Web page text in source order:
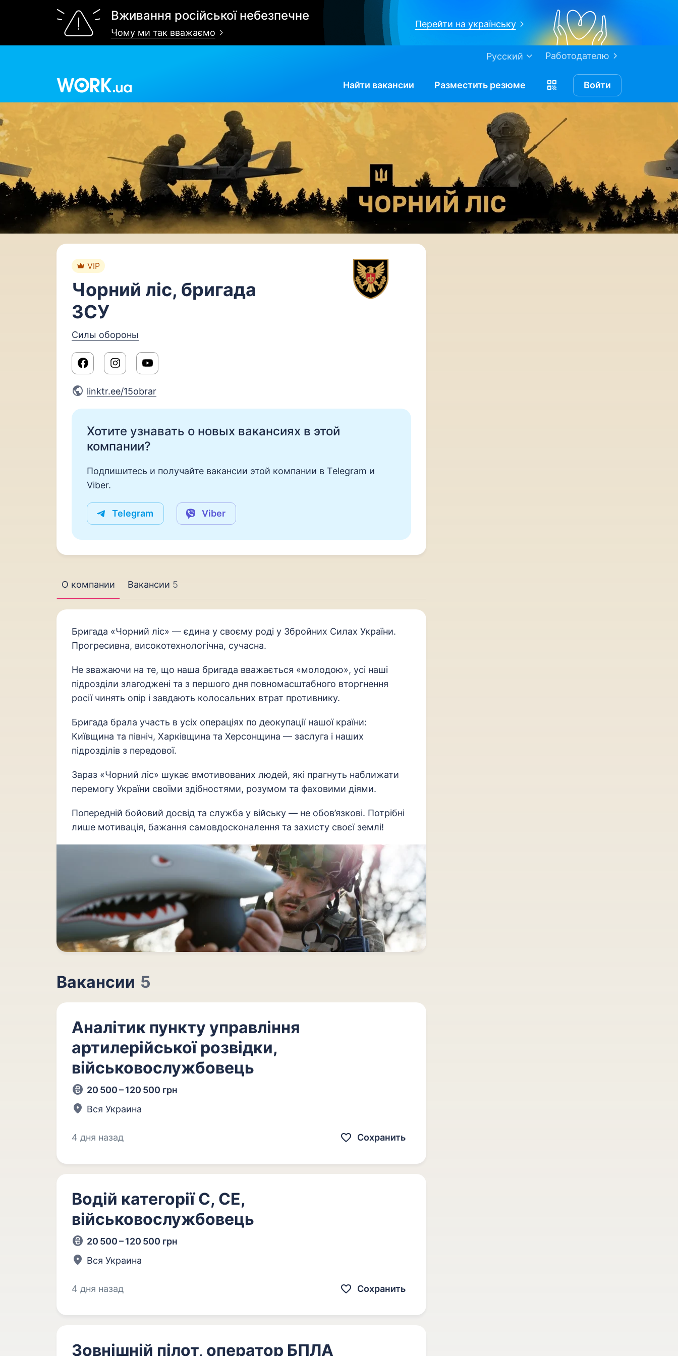
Вживання російської небезпечне
Чому ми так вважаємо
Перейти на українську
Работодателю
Русский
Найти вакансии Разместить резюме Войти
VIP
Чорний ліс, бригада
ЗСУ
Силы обороны
linktr.ee/15obrar
Хотите узнавать о новых вакансиях в этой
компании?
Подпишитесь и получайте вакансии этой компании в Telegram и
Viber.
Telegram Viber
О компании Вакансии 5
Бригада «Чорний ліс» — єдина у своєму роді у Збройних Силах України.
Прогресивна, високотехнологічна, сучасна.
Не зважаючи на те, що наша бригада вважається «молодою», усі наші
підрозділи злагоджені та з першого дня повномасштабного вторгнення
росії чинять опір і завдають колосальних втрат противнику.
Бригада брала участь в усіх операціях по деокупації нашої країни:
Київщина та північ, Харківщина та Херсонщина — заслуга і наших
підрозділів з передової.
Зараз «Чорний ліс» шукає вмотивованих людей, які прагнуть наближати
перемогу України своїми здібностями, розумом та фаховими діями.
Попередній бойовий досвід та служба у війську — не обов’язкові. Потрібні
лише мотивація, бажання самовдосконалення та захисту своєї землі!
Вакансии 5
Аналітик пункту управління
артилерійської розвідки,
військовослужбовець
20 500 – 120 500 грн
Вся Украина
4 дня назад Сохранить
Водій категорії С, СЕ,
військовослужбовець
20 500 – 120 500 грн
Вся Украина
4 дня назад Сохранить
Зовнішній пілот, оператор БПЛА